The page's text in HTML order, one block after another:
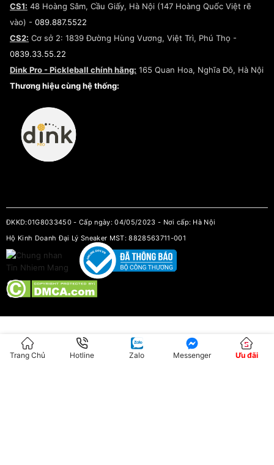
Chính sách bảo hành
Chính sách thanh toán
Điều khoản dịch vụ
Chính sách bảo mật
Kiểm tra tình trạng đơn hàng
CS1: 48 Hoàng Sâm, Cầu Giấy, Hà Nội (147 Hoàng Quốc Việt rẽ
vào) - 089.887.5522
CS2: Cơ sở 2: 1839 Đường Hùng Vương, Việt Trì, Phú Thọ -
0839.33.55.22
Dink Pro - Pickleball chính hãng: 165 Quan Hoa, Nghĩa Đô, Hà Nội
Thương hiệu cùng hệ thống:
ĐKKD:01G8033450 - Cấp ngày: 04/05/2023 - Nơi cấp: Hà Nội
Hộ Kinh Doanh Đại Lý Sneaker MST: 8828563711-001
Trang Chủ Hotline Zalo Messenger Ưu đãi